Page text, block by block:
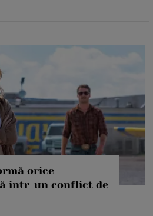
orice
într-un conflict de